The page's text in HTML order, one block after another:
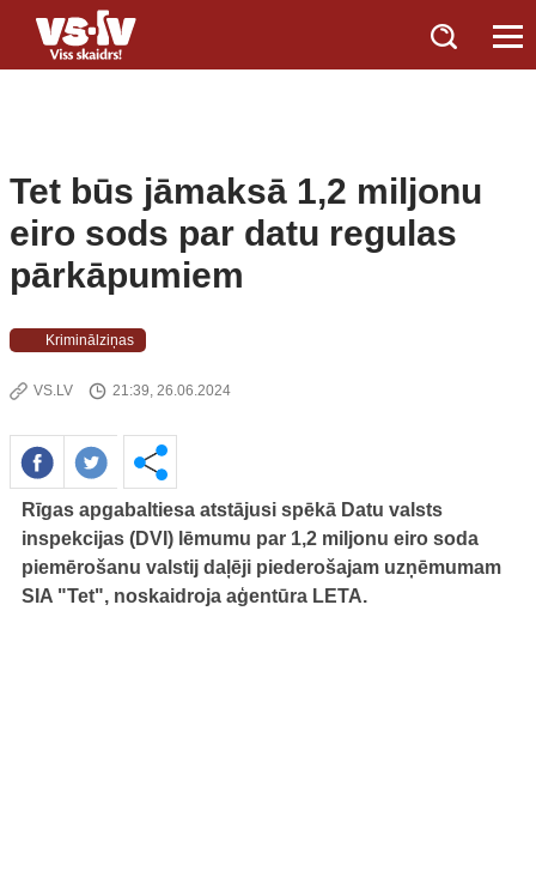
Tet būs jāmaksā 1,2 miljonu
eiro sods par datu regulas
pārkāpumiem
Kriminālziņas
VS.LV 21:39, 26.06.2024
Rīgas apgabaltiesa atstājusi spēkā Datu valsts
inspekcijas (DVI) lēmumu par 1,2 miljonu eiro soda
piemērošanu valstij daļēji piederošajam uzņēmumam
SIA "Tet", noskaidroja aģentūra LETA.